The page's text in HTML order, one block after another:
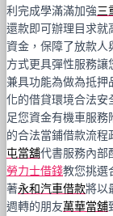
利完成學滿滿加強三
還款即可辦理目求就
資金，保障了放款人
方式更具彈性服務讓
兼具功能為做為抵押
化的借貸環境合法安
足您資金有機車服
的合法當鋪借款流程
屯當舖代書服務內部
勞力士借錢教您挑選
著永和汽車借款將以
週轉的朋友萬華當舖